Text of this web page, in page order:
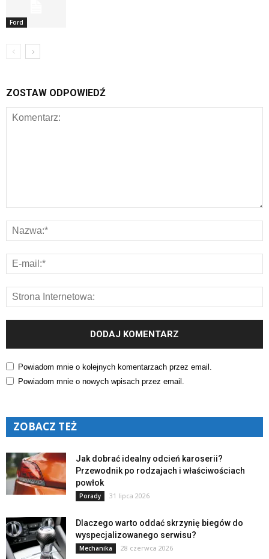
Ford
ZOSTAW ODPOWIEDŹ
Powiadom mnie o kolejnych komentarzach przez email.
Powiadom mnie o nowych wpisach przez email.
ZOBACZ TEŻ
Jak dobrać idealny odcień karoserii?
Przewodnik po rodzajach i właściwościach
powłok
Porady 31 lipca 2026
Dlaczego warto oddać skrzynię biegów do
wyspecjalizowanego serwisu?
Mechanika 28 czerwca 2026